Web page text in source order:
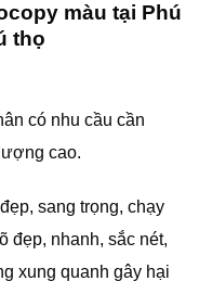
màu tại Phú
thọ
có nhu cầu cần
cao.
sang trọng, chạy
đẹp, nhanh, sắc nét,
xung quanh gây hại